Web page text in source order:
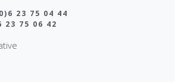
23 75 04 44
23 75 06 42